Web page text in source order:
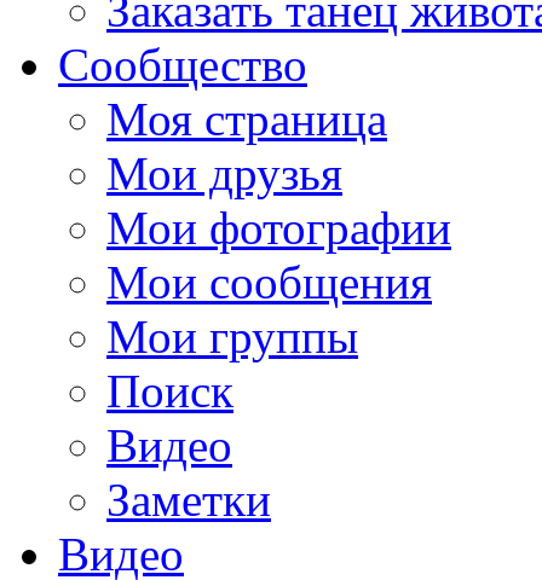
Заказать танец
Сообщество
Моя страница
Мои друзья
Мои фотографии
Мои сообщения
Мои группы
Поиск
Видео
Заметки
Видео